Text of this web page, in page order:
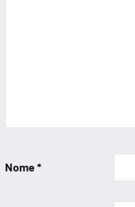
Nome*